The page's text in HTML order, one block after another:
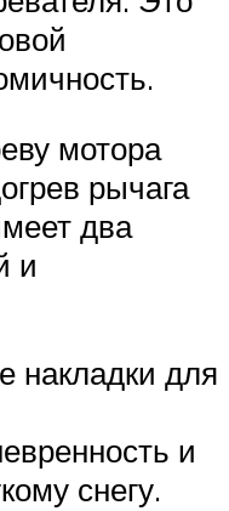
мотора
рычага
два
и
накладки для
и
снегу.